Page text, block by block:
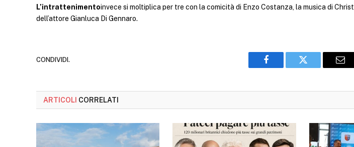
L’intrattenimentoinvece si moltiplica per tre con la comicità di Enzo Costanza, la musica di
dell’attore Gianluca Di Gennaro.
CONDIVIDI.
Facebook Twitter
ARTICOLI CORRELATI